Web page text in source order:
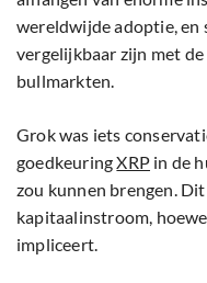
wereldwijde adoptie, en
vergelijkbaar zijn met
bullmarkten.
Grok was iets
goedkeuringXRP in de
zou kunnen brengen.
kapitaalinstroom,
impliceert.